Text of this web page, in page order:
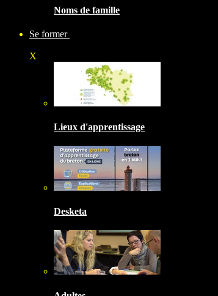
Noms de famille
Se former
X
Lieux d'apprentissage
Desketa